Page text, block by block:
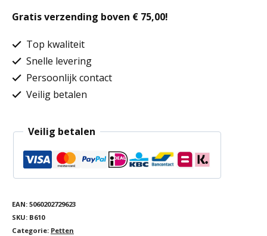
panelen
aantal
Gratis verzending boven € 75,00!
Top kwaliteit
Snelle levering
Persoonlijk contact
Veilig betalen
Veilig betalen
EAN: 5060202729623
SKU: B610
Categorie: Petten